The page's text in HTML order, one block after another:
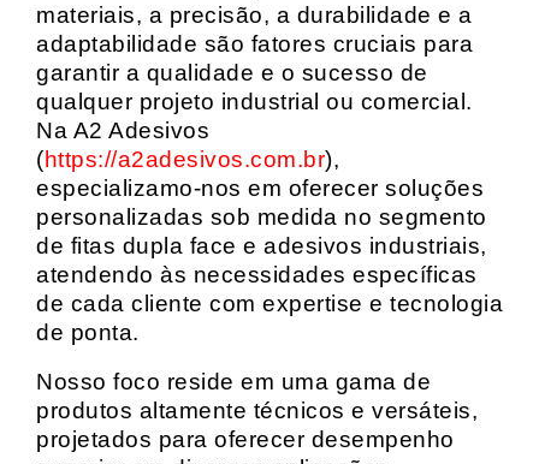
materiais, a precisão, a durabilidade e a
adaptabilidade são fatores cruciais para
garantir a qualidade e o sucesso de
qualquer projeto industrial ou comercial.
Na A2 Adesivos
(https://a2adesivos.com.br),
especializamo-nos em oferecer soluções
personalizadas sob medida no segmento
de fitas dupla face e adesivos industriais,
atendendo às necessidades específicas
de cada cliente com expertise e tecnologia
de ponta.
Nosso foco reside em uma gama de
produtos altamente técnicos e versáteis,
projetados para oferecer desempenho